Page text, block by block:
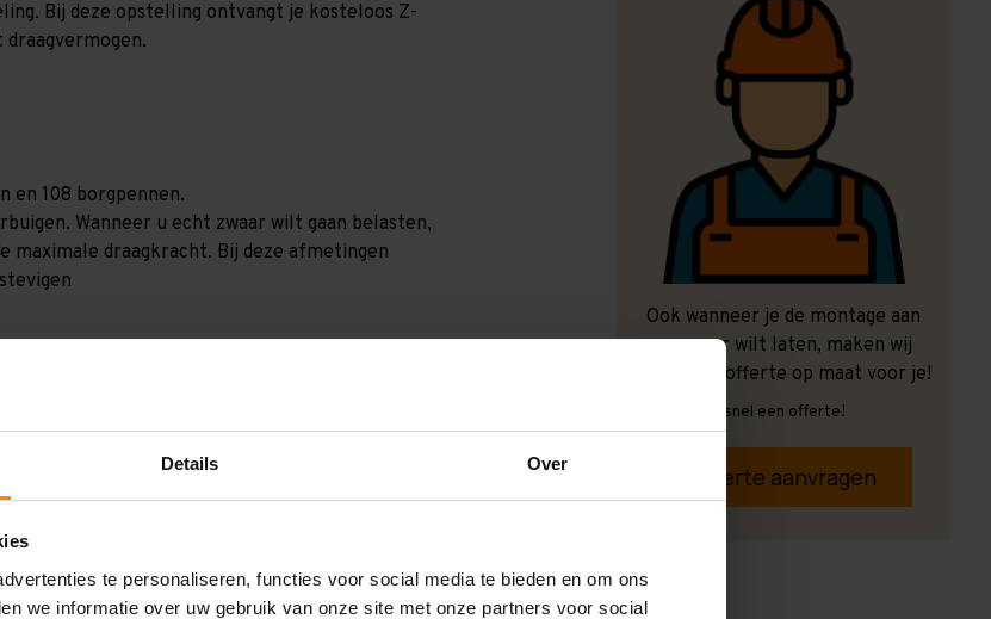
Details Over
te personaliseren, functies voor social media te bieden en om ons
we informatie over uw gebruik van onze site met onze partners voor social
Bij deze opstelling ontvangt je kosteloos Z-
en 108 borgpennen.
Wanneer u echt zwaar wilt gaan belasten,
maximale draagkracht. Bij deze afmetingen
Ook wanneer je de montage aan
ons over wilt laten, maken wij
graag een offerte op maat voor je!
Vrijblijvend, snel een offerte!
Offerte aanvragen